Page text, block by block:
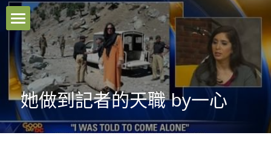
本站原創
好文推薦
影音分享
關於我們
她做到記者的天職 by一心